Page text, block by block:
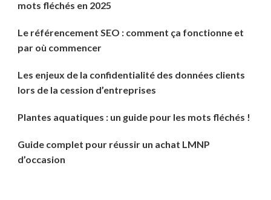
mots fléchés en 2025
Le référencement SEO : comment ça fonctionne et
par où commencer
Les enjeux de la confidentialité des données clients
lors de la cession d’entreprises
Plantes aquatiques : un guide pour les mots fléchés !
Guide complet pour réussir un achat LMNP
d’occasion